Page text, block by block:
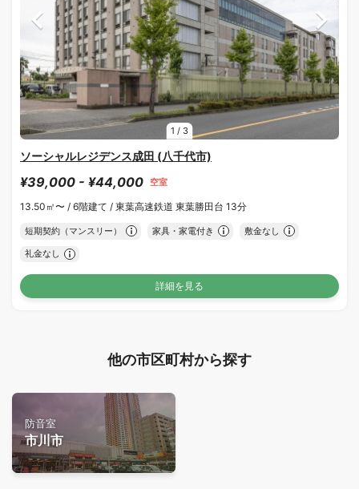
1 / 3
ソーシャルレジデンス成田 (八千代市)
¥39,000 - ¥44,000 空室
13.50㎡〜 / 6階建て / 東葉高速鉄道 東葉勝田台 13分
短期契約（マンスリー） 家具・家電付き 敷金なし
礼金なし
詳細を見る
他の市区町村から探す
防音室
市川市